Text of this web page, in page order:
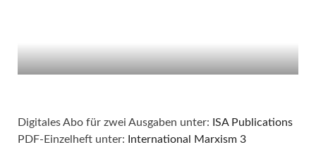
Digitales Abo für zwei Ausgaben unter: ISA Publications
PDF-Einzelheft unter:
International Marxism 3